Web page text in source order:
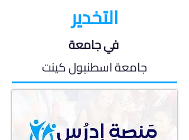
التخدير
في جامعة
جامعة اسطنبول كينت